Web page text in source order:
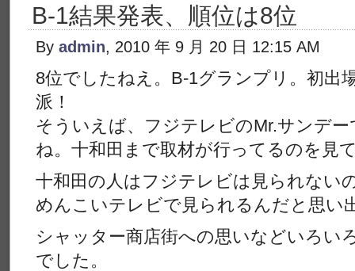
B-1結果発表、順位は8位
By admin, 2010 年 9 月 20 日 12:15 AM
8位でしたねえ。B-1グランプリ。初出
派！
そういえば、フジテレビのMr.サンデ
ね。十和田まで取材が行ってるのを見
十和田の人はフジテレビは見られない
めんこいテレビで見られるんだと思い
シャッター商店街への思いなどいろい
でした。